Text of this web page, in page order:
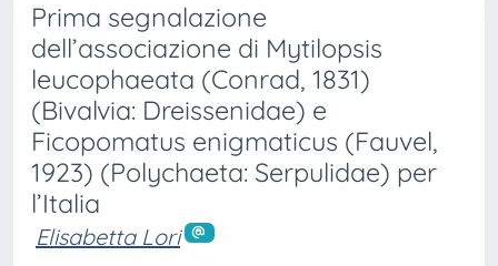
Prima segnalazione
dell’associazione di Mytilopsis
leucophaeata (Conrad, 1831)
(Bivalvia: Dreissenidae) e
Ficopomatus enigmaticus (Fauvel,
1923) (Polychaeta: Serpulidae) per
l’Italia
Elisabetta Lori